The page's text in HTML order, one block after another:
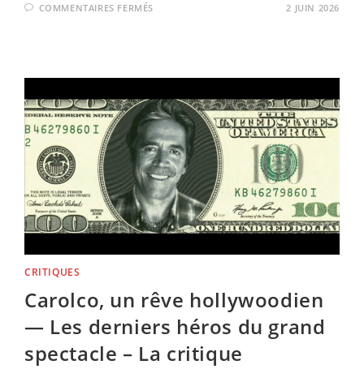
COMMENTAIRES FERMÉS
JULIEN
–
UNE
MAIN
TENDUE
–
LA
CRITIQUE
2 JUIN 2026
CRITIQUES
Carolco, un rêve hollywoodien
— Les derniers héros du grand
spectacle – La critique